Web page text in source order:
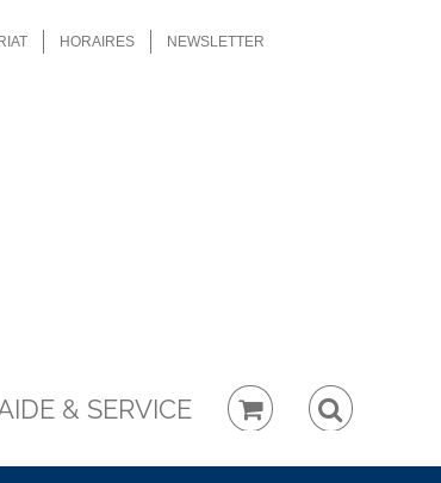
HORAIRES
NEWSLETTER
& SERVICE